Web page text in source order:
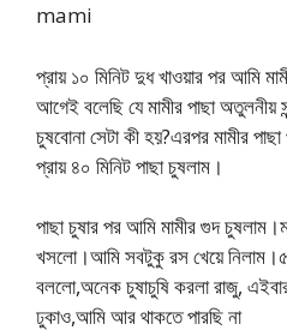
mami
প্রায় ১০ মিনিট দুধ খাওয়ার পর আমি
আগেই বলেছি যে মামীর পাছা অতুলনীয়
চুষবোনা সেটা কী হয়?এরপর মামীর
প্রায় ৪০ মিনিট পাছা চুষলাম।
পাছা চুষার পর আমি মামীর গুদ
খসলো।আমি সবটুকু রস খেয়ে নিলাম।৫
বললো,অনেক চুষাচুষি করলা রাজু,
ঢুকাও,আমি আর থাকতে পারছি না